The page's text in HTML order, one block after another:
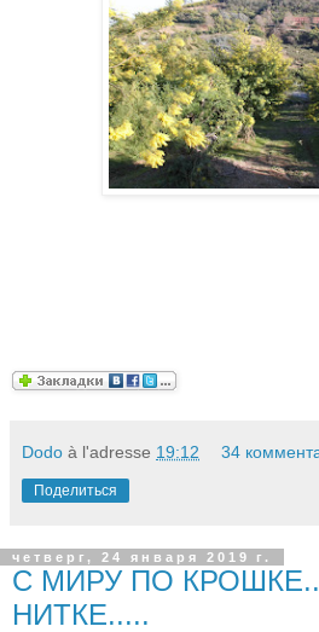
Dodo à l'adresse 19:12 34
Поделиться
четверг, 24 января 2019 г.
С МИРУ ПО
НИТКЕ.....